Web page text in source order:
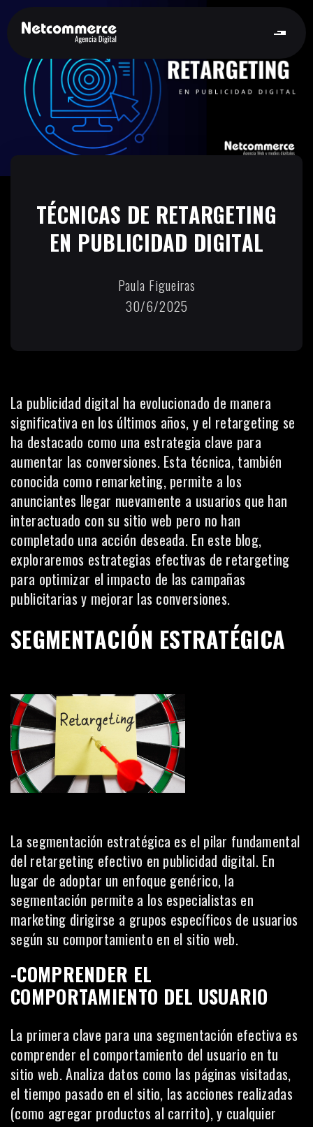
TÉCNICAS DE RETARGETING
EN PUBLICIDAD DIGITAL
Paula Figueiras
30/6/2025
La publicidad digital ha evolucionado de manera
significativa en los últimos años, y el retargeting se
ha destacado como una estrategia clave para
aumentar las conversiones. Esta técnica, también
conocida como remarketing, permite a los
anunciantes llegar nuevamente a usuarios que han
interactuado con su sitio web pero no han
completado una acción deseada. En este blog,
exploraremos estrategias efectivas de retargeting
para optimizar el impacto de las campañas
publicitarias y mejorar las conversiones.
SEGMENTACIÓN ESTRATÉGICA
La segmentación estratégica es el pilar fundamental
del retargeting efectivo en publicidad digital. En
lugar de adoptar un enfoque genérico, la
segmentación permite a los especialistas en
marketing dirigirse a grupos específicos de usuarios
según su comportamiento en el sitio web.
-COMPRENDER EL
COMPORTAMIENTO DEL USUARIO
La primera clave para una segmentación efectiva es
comprender el comportamiento del usuario en tu
sitio web. Analiza datos como las páginas visitadas,
el tiempo pasado en el sitio, las acciones realizadas
(como agregar productos al carrito), y cualquier